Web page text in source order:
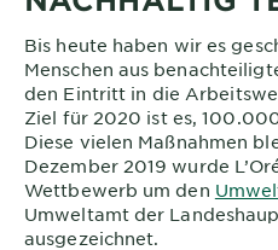
Bis heute haben wir es
Menschen aus
den Eintritt in die
Ziel für 2020 ist es,
Diese vielen Maßnahmen
Dezember 2019 wurde
Wettbewerb um den
Umweltamt der
ausgezeichnet.